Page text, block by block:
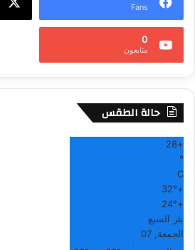
ف
Fans
0
متابعون
حالة الطقس
+
28
°
C
+
32°
+
24°
بئر السبع
الجمعة, 07